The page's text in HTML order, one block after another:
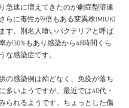
急速に増えてきたのが劇症型溶連
らに毒性が9倍もある変異株(MIUK)
す。別名人喰いバクテリアと呼ば
が30%もあり感染から48時間くら
な感染症です。
の感染例は殆どなく、免疫が落ち
多いようですが、最近では40代・
られるようです。ちょっとした傷